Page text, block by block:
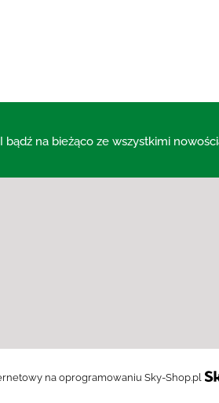
I bądź na bieżąco ze wszystkimi
na oprogramowaniu Sky-Shop.pl